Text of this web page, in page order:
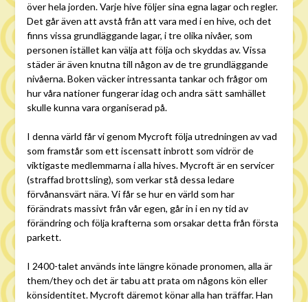
över hela jorden. Varje hive följer sina egna lagar och regler.
Det går även att avstå från att vara med i en hive, och det
finns vissa grundläggande lagar, i tre olika nivåer, som
personen istället kan välja att följa och skyddas av. Vissa
städer är även knutna till någon av de tre grundläggande
nivåerna. Boken väcker intressanta tankar och frågor om
hur våra nationer fungerar idag och andra sätt samhället
skulle kunna vara organiserad på.
I denna värld får vi genom Mycroft följa utredningen av vad
som framstår som ett iscensatt inbrott som vidrör de
viktigaste medlemmarna i alla hives. Mycroft är en servicer
(straffad brottsling), som verkar stå dessa ledare
förvånansvärt nära. Vi får se hur en värld som har
förändrats massivt från vår egen, går in i en ny tid av
förändring och följa krafterna som orsakar detta från första
parkett.
I 2400-talet används inte längre könade pronomen, alla är
them/they och det är tabu att prata om någons kön eller
könsidentitet. Mycroft däremot könar alla han träffar. Han